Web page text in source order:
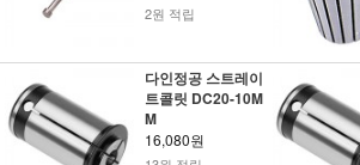
2원 적립
다인정공 스트레이
트콜릿 DC20-10M
M
16,080원